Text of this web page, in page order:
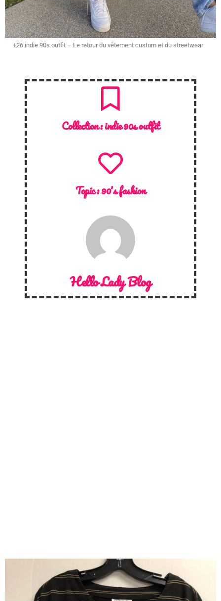
+26 indie 90s outfit – Le retour du vêtement custom et du streetwear
Collection :indie 90s outfit
Topic :90's fashion
Hello Lady Blog